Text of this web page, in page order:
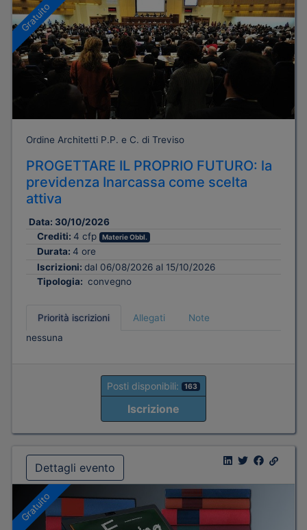
Gratuito
Ordine Architetti P.P. e C. di Treviso
PROGETTARE IL PROPRIO FUTURO: la
previdenza Inarcassa come scelta
attiva
Data: 30/10/2026
Crediti: 4 cfp Materie Obbl.
Durata: 4 ore
Iscrizioni: dal 06/08/2026 al 15/10/2026
Tipologia: convegno
Priorità iscrizioni Allegati
Note
nessuna
Posti disponibili: 163
Iscrizione
Dettagli evento
Gratuito